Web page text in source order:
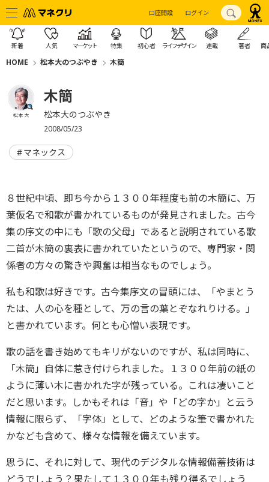
口座開設 ログイン
新着 人気 マーケット 特集 初心者 ライフデザイン 連載 著者 商
HOME 松本大のつぶやき 木簡
松本 大
木簡
松本大のつぶやき
2008/05/23
マネックス
８世紀中頃、即ち今から１３００年程度も前の木簡に、万
葉仮名で和歌が書かれているものが発見されました。古今
集の序文の中にも「歌の父母」であると説明されている歌
二首が木簡の裏表に書かれていたというので、専門家・関
係者の方々の驚きや興奮は相当なものでしょう。
私も和歌は好きです。古今集序文の冒頭には、「やまとう
たは、人の心を種として、万の言の葉とぞなれりける。」
と書かれています。何とも心憎い表現です。
歌の話を書き始めてもキリがないのですが、私は同時に、
「木簡」自体に惹き付けられました。１３００年前の紙の
ように薄い木に書かれた字が残っている。これは凄いこと
だと思います。しかもそれは「音」や「どの字か」と云う
情報に限らず、「字体」として、どのような筆で書かれた
かなども含めて、様々な情報を備えています。
思うに、それに対して、現代のデジタルな情報備蓄技術は
どうでしょう？果たして１３００年も残り得るでしょう